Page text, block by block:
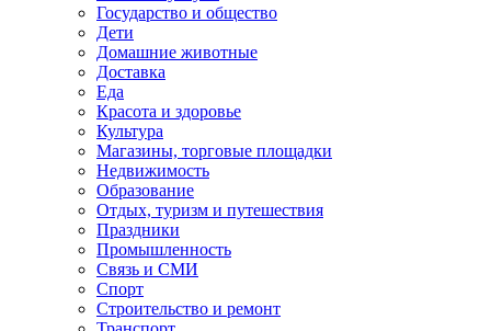
Государство и общество
Дети
Домашние животные
Доставка
Еда
Красота и здоровье
Культура
Магазины, торговые площадки
Недвижимость
Образование
Отдых, туризм и путешествия
Праздники
Промышленность
Связь и СМИ
Спорт
Строительство и ремонт